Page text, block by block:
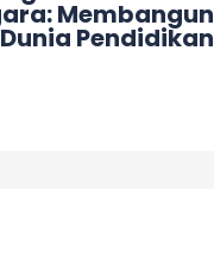
Membangun
Pendidikan